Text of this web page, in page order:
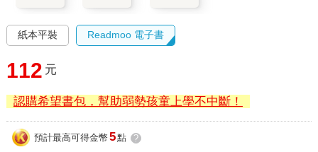
紙本平裝 Readmoo 電子書
112 元
認購希望書包，幫助弱勢孩童上學不中斷！
預計最高可得金幣 5點 ?